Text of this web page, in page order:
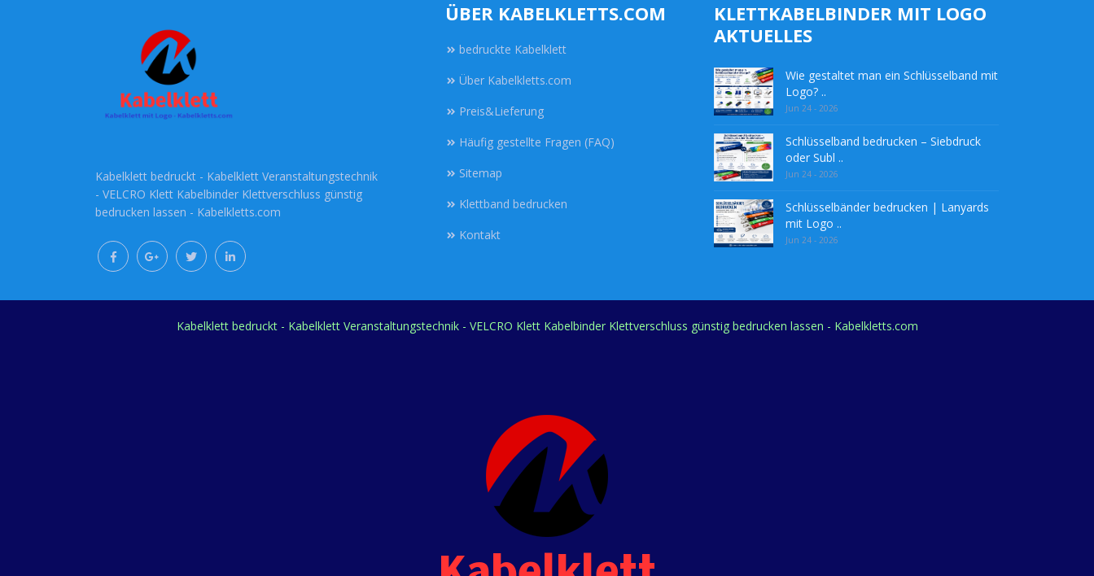
Kabelklett bedruckt - Kabelklett Veranstaltungstechnik
- VELCRO Klett Kabelbinder Klettverschluss günstig
bedrucken lassen - Kabelkletts.com
ÜBER KABELKLETTS.COM
bedruckte Kabelklett
Über Kabelkletts.com
Preis&Lieferung
Häufig gestellte Fragen (FAQ)
Sitemap
Klettband bedrucken
Kontakt
KLETTKABELBINDER MIT LOGO
AKTUELLES
Wie gestaltet man ein Schlüsselband mit
Logo? ..
Jun 24 - 2026
Schlüsselband bedrucken – Siebdruck
oder Subl ..
Jun 24 - 2026
Schlüsselbänder bedrucken | Lanyards
mit Logo ..
Jun 24 - 2026
Kabelklett bedruckt - Kabelklett Veranstaltungstechnik - VELCRO Klett Kabelbinder Klettverschluss günstig bedrucken lassen - Kabelkletts.com